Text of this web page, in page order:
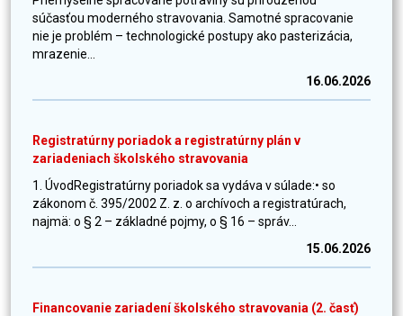
súčasťou moderného stravovania. Samotné spracovanie
nie je problém – technologické postupy ako pasterizácia,
mrazenie...
16.06.2026
Registratúrny poriadok a registratúrny plán v
zariadeniach školského stravovania
1. ÚvodRegistratúrny poriadok sa vydáva v súlade:• so
zákonom č. 395/2002 Z. z. o archívoch a registratúrach,
najmä: o § 2 – základné pojmy, o § 16 – správ...
15.06.2026
Financovanie zariadení školského stravovania (2. časť)